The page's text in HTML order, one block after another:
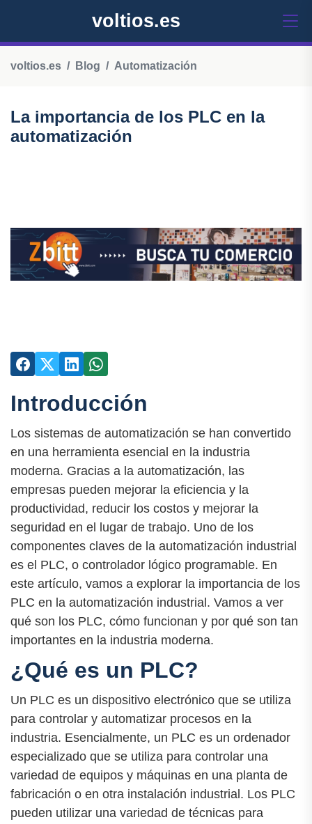
voltios.es
voltios.es Blog Automatización
La importancia de los PLC en la
automatización
Introducción
Los sistemas de automatización se han convertido
en una herramienta esencial en la industria
moderna. Gracias a la automatización, las
empresas pueden mejorar la eficiencia y la
productividad, reducir los costos y mejorar la
seguridad en el lugar de trabajo. Uno de los
componentes claves de la automatización industrial
es el PLC, o controlador lógico programable. En
este artículo, vamos a explorar la importancia de los
PLC en la automatización industrial. Vamos a ver
qué son los PLC, cómo funcionan y por qué son tan
importantes en la industria moderna.
¿Qué es un PLC?
Un PLC es un dispositivo electrónico que se utiliza
para controlar y automatizar procesos en la
industria. Esencialmente, un PLC es un ordenador
especializado que se utiliza para controlar una
variedad de equipos y máquinas en una planta de
fabricación o en otra instalación industrial. Los PLC
pueden utilizar una variedad de técnicas para